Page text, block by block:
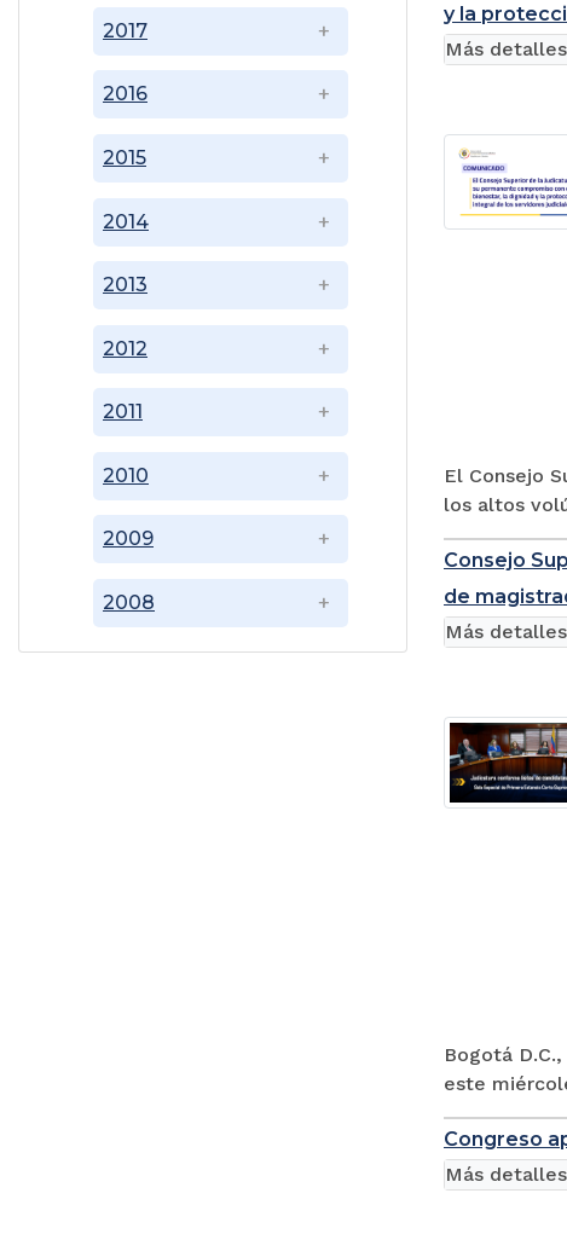
2008
2009
2010
2011
2012
2013
2014
2015
2016
2017
y la
El Consejo
los altos
Más detalles
Consejo
de
Bogotá
este
Más detalles
Congreso
Más detalles